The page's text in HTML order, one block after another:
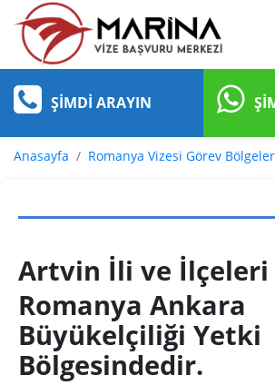
ŞIMDI ARAYIN
Anasayfa Romanya Vizesi Görev
Artvin İli ve İlçeleri
Romanya Ankara
Büyükelçiliği Yetki
Bölgesindedir.